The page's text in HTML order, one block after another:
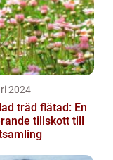
2024
träd flätad: En
tillskott till